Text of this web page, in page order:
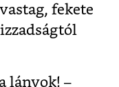
fekete
lányok! –